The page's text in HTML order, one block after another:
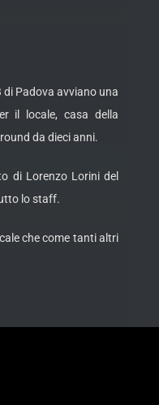
di Padova avviano una
il locale, casa della
da dieci anni.
di Lorenzo Lorini del
lo staff.
che come tanti altri